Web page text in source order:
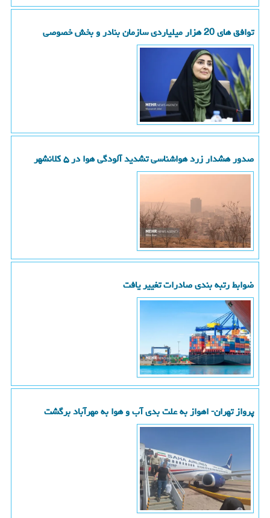
توافق های 20 هزار میلیاردی سازمان بنادر و بخش خصوصی
صدور هشدار زرد هواشناسی تشدید آلودگی هوا در ۵ کلانشهر
ضوابط رتبه بندی صادرات تغییر یافت
پرواز تهران- اهواز به علت بدی آب و هوا به مهرآباد برگشت